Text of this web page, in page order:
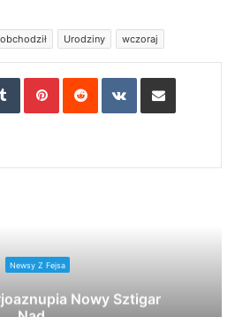
obchodził Urodziny wczoraj
TumblrPinterestReddit VKontakteShare via Email
Newsy Z Fejsa